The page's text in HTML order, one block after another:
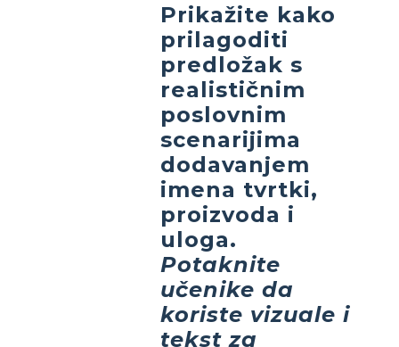
Prikažite kako
prilagoditi
predložak s
realističnim
poslovnim
scenarijima
dodavanjem
imena tvrtki,
proizvoda i
uloga.
Potaknite
učenike da
koriste vizuale i
tekst za